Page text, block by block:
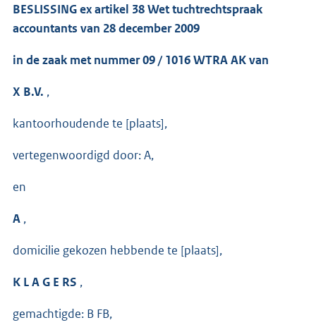
BESLISSING ex artikel 38 Wet tuchtrechtspraak
accountants van 28 december 2009
in de zaak met nummer 09 / 1016 WTRA AK van
X B.V. ,
kantoorhoudende te [plaats],
vertegenwoordigd door: A,
en
A ,
domicilie gekozen hebbende te [plaats],
K L A G E RS ,
gemachtigde: B FB,